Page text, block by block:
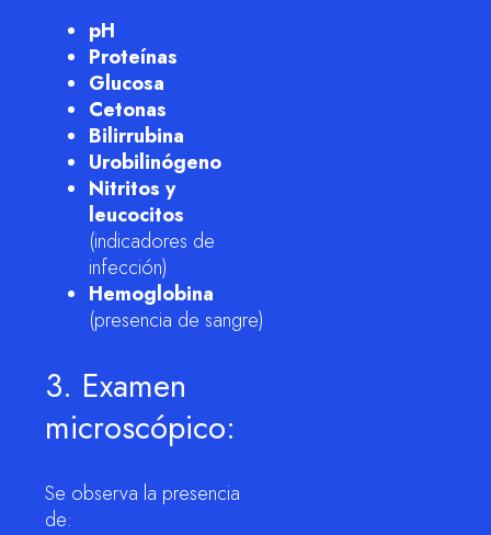
pH
Proteínas
Glucosa
Cetonas
Bilirrubina
Urobilinógeno
Nitritos y
leucocitos
(indicadores de
infección)
Hemoglobina
(presencia de sangre)
3. Examen
microscópico:
Se observa la presencia
de: